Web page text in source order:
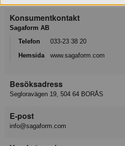
Konsumentkontakt
Sagaform AB
Telefon
033-23 38 20
Hemsida
www.sagaform.com
Besöksadress
Segloravägen 19, 504 64 BORÅS
E-post
info@sagaform.com